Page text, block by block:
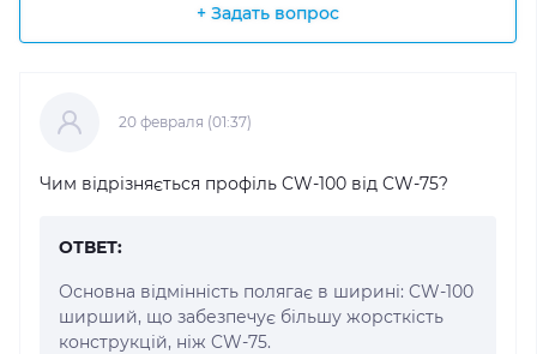
+ Задать вопрос
20 февраля (01:37)
Чим відрізняється профіль CW-100 від CW-75?
ОТВЕТ:
Основна відмінність полягає в ширині: CW-100
ширший, що забезпечує більшу жорсткість
конструкцій, ніж CW-75.